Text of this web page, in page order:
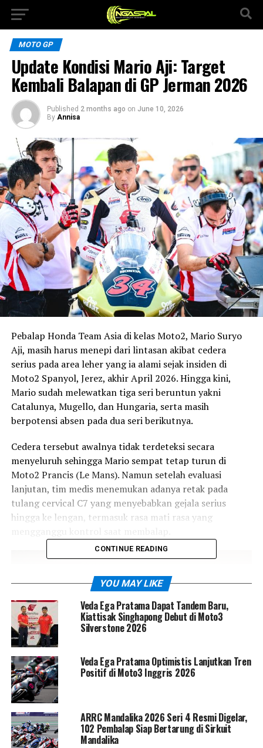
MOTO GP
Update Kondisi Mario Aji: Target
Kembali Balapan di GP Jerman 2026
Published 2 months ago on June 10, 2026
By Annisa
Pebalap Honda Team Asia di kelas Moto2, Mario Suryo
Aji, masih harus menepi dari lintasan akibat cedera
serius pada area leher yang ia alami sejak insiden di
Moto2 Spanyol, Jerez, akhir April 2026. Hingga kini,
Mario sudah melewatkan tiga seri beruntun yakni
Catalunya, Mugello, dan Hungaria, serta masih
berpotensi absen pada dua seri berikutnya.
Cedera tersebut awalnya tidak terdeteksi secara
menyeluruh sehingga Mario sempat tetap turun di
Moto2 Prancis (Le Mans). Namun setelah evaluasi
lanjutan, tim medis menemukan adanya retak pada
tulang cervical C7 yang menyebabkan gejala serius
hingga ke lengan, termasuk rasa mati rasa yang
Kondisi ini jelas berdampak besar pada performanya,
mengingat Moto2 menuntut presisi tinggi, kekuatan
fisik, serta kontrol penuh terhadap motor. Setelah
dilakukan pemeriksaan lanjutan, Mario akhirnya
menjalani operasi dan memasuki fase pemulihan intensif
bersama tim medis.
CONTINUE READING
YOU MAY LIKE
Veda Ega Pratama Dapat Tandem Baru,
Kiattisak Singhapong Debut di Moto3
Silverstone 2026
Veda Ega Pratama Optimistis Lanjutkan Tren
Positif di Moto3 Inggris 2026
ARRC Mandalika 2026 Seri 4 Resmi Digelar,
102 Pembalap Siap Bertarung di Sirkuit
Mandalika